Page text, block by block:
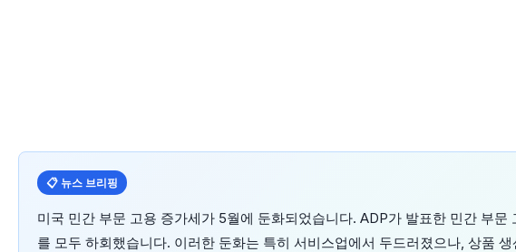
📋 뉴스 브리핑
미국 민간 부문 고용 증가세가 5월에 둔화되었습니다. ADP가 발표한 민간 부
를 모두 하회했습니다. 이러한 둔화는 특히 서비스업에서 두드러졌으나, 상품